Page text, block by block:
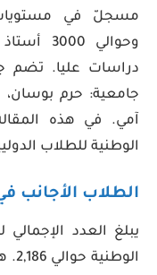
مسجلّ في مستويات
دراسات عليا. تضم
جامعية: حرم بوسان،
آمي. في هذه
الوطنية للطلاب
الطلاب الأجانب
يبلغ العدد